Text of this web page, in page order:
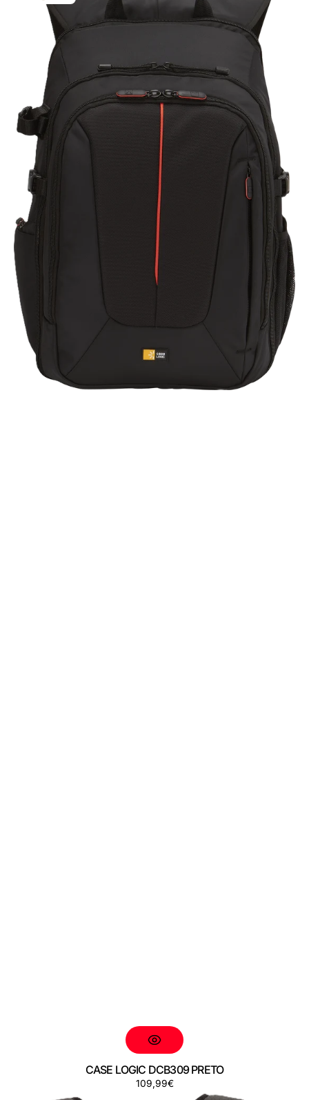
DCB309
CASE LOGIC DCB309 PRETO
Preço
109,99€